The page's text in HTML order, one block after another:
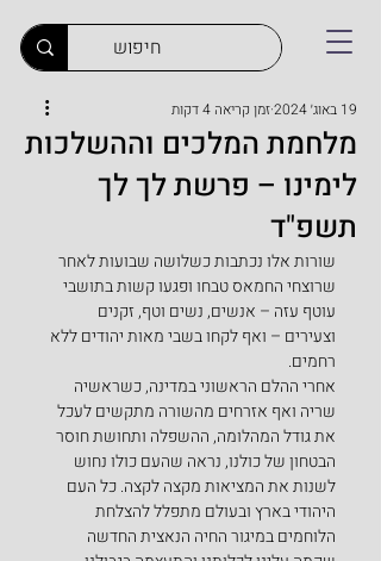
מלחמת המלכים וההשלכות
לימינו – פרשת לך לך
תשפ"ד
19 באוג׳ 2024 זמן קריאה 4 דקות
שורות אלו נכתבות כשלושה שבועות לאחר
שרוצחי החמאס טבחו ופגעו קשות בתושבי
עוטף עזה – אנשים, נשים וטף, זקנים
וצעירים – ואף לקחו בשבי מאות יהודים ללא
רחמים.
אחרי ההלם הראשוני במדינה, כשראשיה
שריה ואף אזרחים מהשורה מתקשים לעכל
את גודל המהלומה, ההשפלה ותחושת חוסר
הבטחון של כולנו, נראה שהעם כולו נחוש
לשנות את המציאות מקצה לקצה. כל העם
היהודי בארץ ובעולם מתפלל להצלחת
הלוחמים במיגור החיה הנאצית החדשה